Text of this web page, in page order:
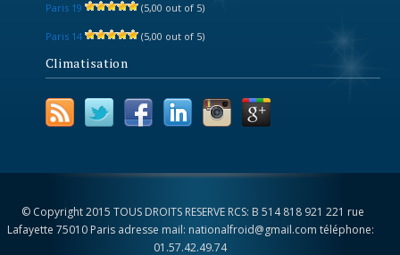
Paris 19 (5,00 out of 5)
Paris 14 (5,00 out of 5)
Climatisation
© Copyright 2015 TOUS DROITS RESERVE RCS: B 514 818 921 221 rue
Lafayette 75010 Paris adresse mail: nationalfroid@gmail.com téléphone:
01.57.42.49.74